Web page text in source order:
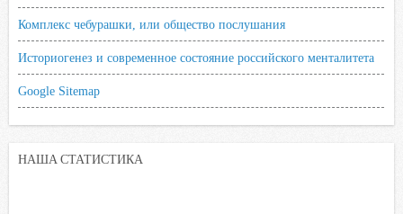
Комплекс чебурашки, или общество послушания
Историогенез и современное состояние российского менталитета
Google Sitemap
НАША СТАТИСТИКА